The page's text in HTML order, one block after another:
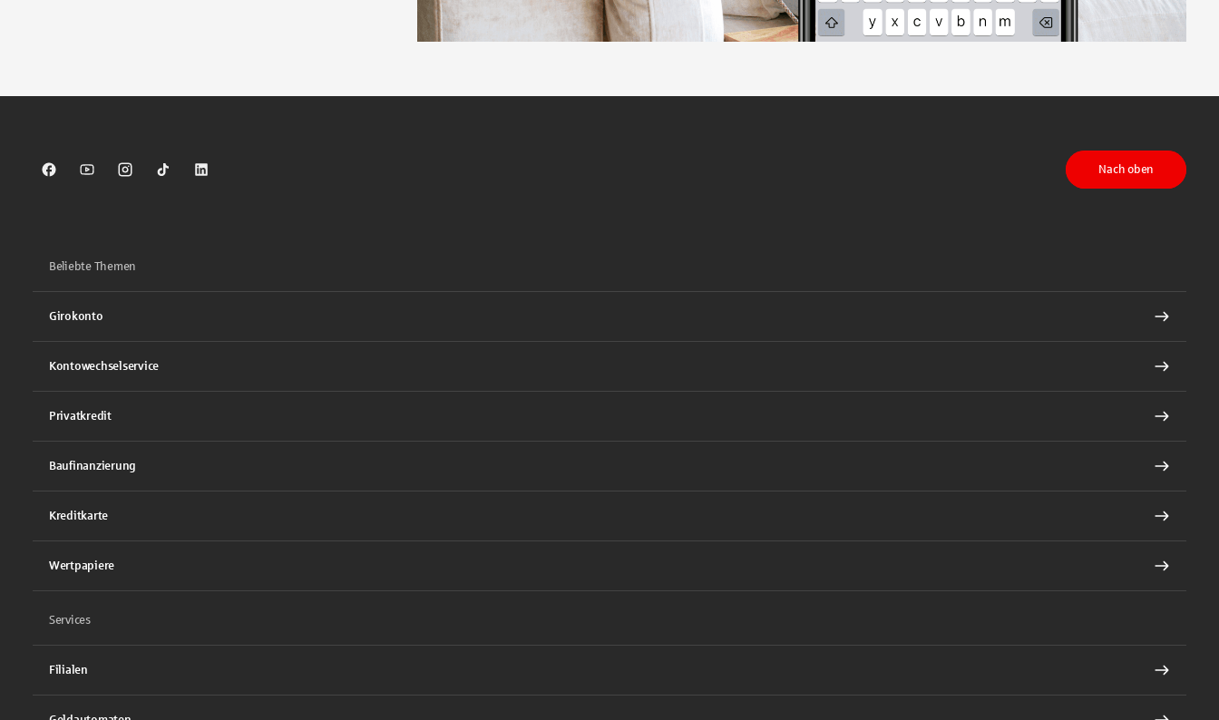
Sparkasse auf Facebook
Sparkasse auf Youtube
Sparkasse auf Instagram
Sparkasse auf TikTok
Sparkasse auf LinkedIn
Nach oben
Beliebte Themen
Girokonto
Kontowechselservice
Privatkredit
Baufinanzierung
Kreditkarte
Wertpapiere
Services
Filialen